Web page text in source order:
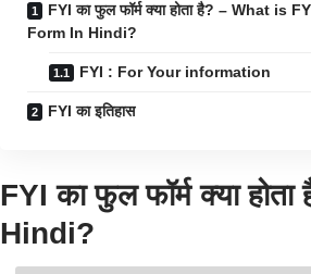
FYI का फुल फॉर्म क्या होता है? – What is
Form In Hindi?
FYI : For Your information
FYI का इतिहास
FYI का फुल फॉर्म क्या
Hindi?